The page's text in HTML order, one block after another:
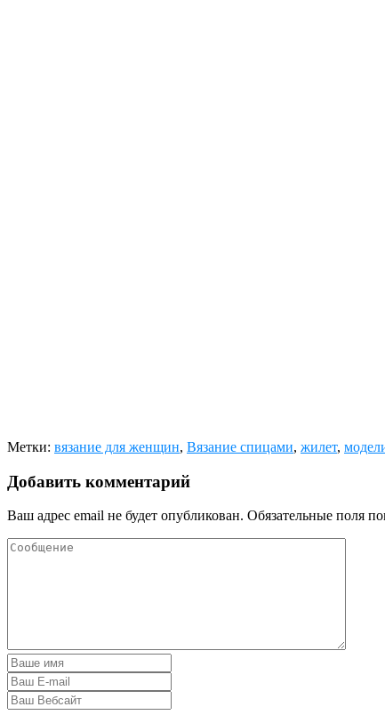
Метки: вязание для женщин, Вязание спицами, жилет,
Добавить комментарий
Ваш адрес email не будет опубликован. Обязательные поля